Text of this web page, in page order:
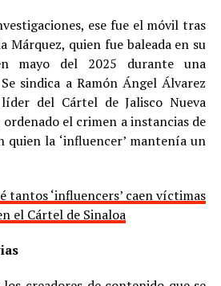
ese fue el móvil tras
Márquez, quien fue baleada en su
mayo del 2025 durante una
sindica a Ramón Ángel Álvarez
líder del Cártel de Jalisco Nueva
ordenado el crimen a instancias de
quien la ‘influencer’ mantenía un
tantos ‘influencers’ caen víctimas
el Cártel de Sinaloa